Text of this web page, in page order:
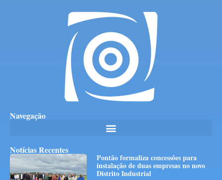
Navegação
Notícias Recentes
Pontão formaliza concessões para
instalação de duas empresas no novo
Distrito Industrial